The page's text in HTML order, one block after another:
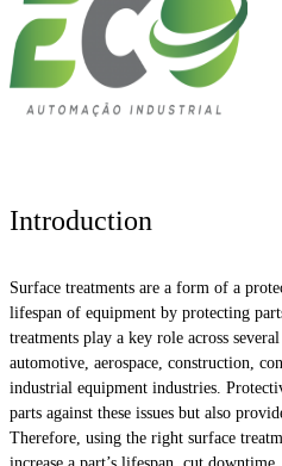
Introduction
Surface treatments are a form of a
lifespan of equipment by protecting
treatments play a key role across
automotive, aerospace, construction,
industrial equipment industries.
parts against these issues but also
Therefore, using the right surface